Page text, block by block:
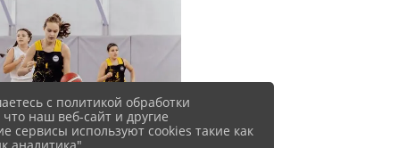
с политикой обработки
наш веб-сайт и другие
сервисы используют cookies такие как
аналитика".